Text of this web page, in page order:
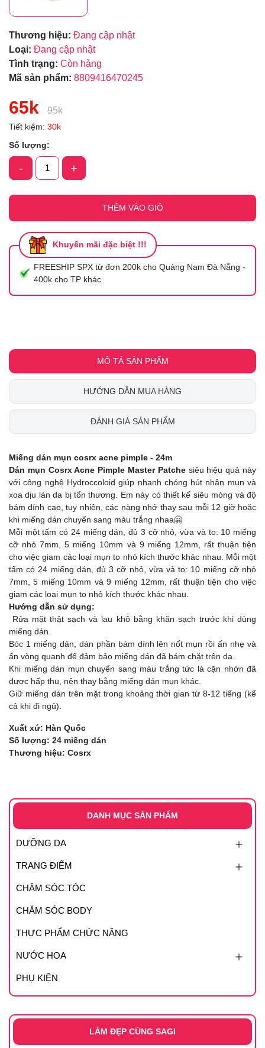
Thương hiệu: Đang cập nhật
Loại: Đang cập nhật
Tình trạng: Còn hàng
Mã sản phẩm: 8809416470245
65k 95k
Tiết kiệm: 30k
Số lượng:
- +
THÊM VÀO GIỎ
Khuyến mãi đặc biệt !!!
FREESHIP SPX từ đơn 200k cho Quảng Nam Đà Nẵng -
400k cho TP khác
MÔ TẢ SẢN PHẨM
HƯỚNG DẪN MUA HÀNG
ĐÁNH GIÁ SẢN PHẨM
Miếng dán mụn cosrx acne pimple - 24m
Dán mụn Cosrx Acne Pimple Master Patchesiêu hiệu quả này
với công nghệ Hydroccoloid giúp nhanh chóng hút nhân mụn và
xoa dịu làn da bị tổn thương. Em này có thiết kế siêu mỏng và độ
bám dính cao, tuy nhiên, các nàng nhớ thay sau mỗi 12 giờ hoặc
khi miếng dán chuyển sang màu trắng nhaa🤗
Mỗi một tấm có 24 miếng dán, đủ 3 cỡ nhỏ, vừa và to: 10 miếng
cỡ nhỏ 7mm, 5 miếng 10mm và 9 miếng 12mm, rất thuận tiện
cho việc giam các loại mụn to nhỏ kích thước khác nhau. Mỗi một
tấm có 24 miếng dán, đủ 3 cỡ nhỏ, vừa và to: 10 miếng cỡ nhỏ
7mm, 5 miếng 10mm và 9 miếng 12mm, rất thuận tiện cho việc
giam các loại mụn to nhỏ kích thước khác nhau.
Hướng dẫn sử dụng:
Rửa mặt thật sạch và lau khô bằng khăn sạch trước khi dùng
miếng dán.
Bóc 1 miếng dán, dán phần bám dính lên nốt mụn rồi ấn nhẹ và
ấn vòng quanh để đảm bảo miếng dán đã bám chặt trên da.
Khi miếng dán mụn chuyển sang màu trắng tức là cặn nhờn đã
được hấp thu, nên thay bằng miếng dán mụn khác.
Giữ miếng dán trên mặt trong khoảng thời gian từ 8-12 tiếng (kể
cả khi đi ngủ).
Xuất xứ: Hàn Quốc
Số lượng: 24 miếng dán
Thương hiệu: Cosrx
DANH MỤC SẢN PHẨM
DƯỠNG DA
TRANG ĐIỂM
CHĂM SÓC TÓC
CHĂM SÓC BODY
THỰC PHẨM CHỨC NĂNG
NƯỚC HOA
PHỤ KIỆN
LÀM ĐẸP CÙNG SAGI